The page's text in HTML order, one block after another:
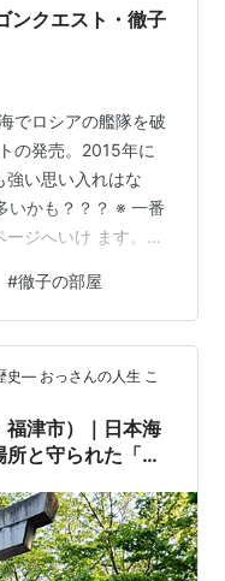
状況をアルファベッ
、T字戦法、…
ンクエスト・徹子
でロシアの艦隊を破
の発売。2015年に
強い思い入れはな
いかも？？？ ※ 一番
ージへいけ ます。読
#徹子の部屋
― おっさんの人生 こ
福津市）｜日本海
と守られた「三